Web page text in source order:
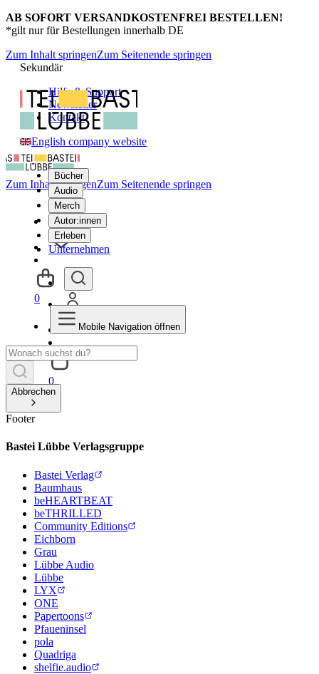
AB SOFORT VERSANDKOSTENFREI BESTELLEN!
*gilt nur für Bestellungen innerhalb DE
Zum Inhalt springenZum Seitenende springen
Sekundär
Hilfe & Support
Newsletter
Kontakt
English company website
Bücher
Audio
Merch
Autor:innen
Erleben
Unternehmen
0
Zum Inhalt springenZum Seitenende springen
0
Mobile Navigation öffnen
Abbrechen
Footer
Bastei Lübbe Verlagsgruppe
Bastei Verlag
Baumhaus
beHEARTBEAT
beTHRILLED
Community Editions
Eichborn
Grau
Lübbe Audio
Lübbe
LYX
ONE
Papertoons
Pfaueninsel
pola
Quadriga
shelfie.audio